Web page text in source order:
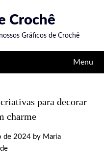
Crochê
Gráficos de Crochê
Menu
para decorar
charme
de 2024by Maria